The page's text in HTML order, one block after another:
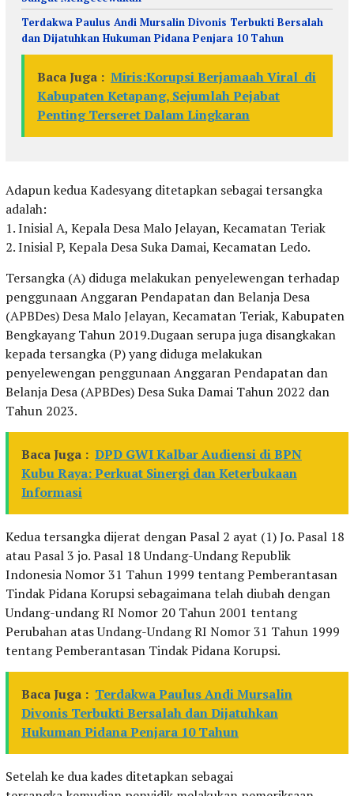
Terdakwa Paulus Andi Mursalin Divonis Terbukti Bersalah
dan Dijatuhkan Hukuman Pidana Penjara 10 Tahun
Baca Juga : Miris:Korupsi Berjamaah Viral di
Kabupaten Ketapang, Sejumlah Pejabat
Penting Terseret Dalam Lingkaran
Adapun kedua Kadesyang ditetapkan sebagai tersangka
adalah:
1. Inisial A, Kepala Desa Malo Jelayan, Kecamatan Teriak
2. Inisial P, Kepala Desa Suka Damai, Kecamatan Ledo.
Tersangka (A) diduga melakukan penyelewengan terhadap
penggunaan Anggaran Pendapatan dan Belanja Desa
(APBDes) Desa Malo Jelayan, Kecamatan Teriak, Kabupaten
Bengkayang Tahun 2019.Dugaan serupa juga disangkakan
kepada tersangka (P) yang diduga melakukan
penyelewengan penggunaan Anggaran Pendapatan dan
Belanja Desa (APBDes) Desa Suka Damai Tahun 2022 dan
Tahun 2023.
Baca Juga : DPD GWI Kalbar Audiensi di BPN
Kubu Raya: Perkuat Sinergi dan Keterbukaan
Informasi
Kedua tersangka dijerat dengan Pasal 2 ayat (1) Jo. Pasal 18
atau Pasal 3 jo. Pasal 18 Undang-Undang Republik
Indonesia Nomor 31 Tahun 1999 tentang Pemberantasan
Tindak Pidana Korupsi sebagaimana telah diubah dengan
Undang-undang RI Nomor 20 Tahun 2001 tentang
Perubahan atas Undang-Undang RI Nomor 31 Tahun 1999
tentang Pemberantasan Tindak Pidana Korupsi.
Baca Juga : Terdakwa Paulus Andi Mursalin
Divonis Terbukti Bersalah dan Dijatuhkan
Hukuman Pidana Penjara 10 Tahun
Setelah ke dua kades ditetapkan sebagai